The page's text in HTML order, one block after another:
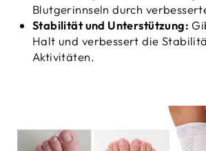
Blutgerinnseln durch
Stabilität und Unterstützung:
Halt und verbessert die
Aktivitäten.